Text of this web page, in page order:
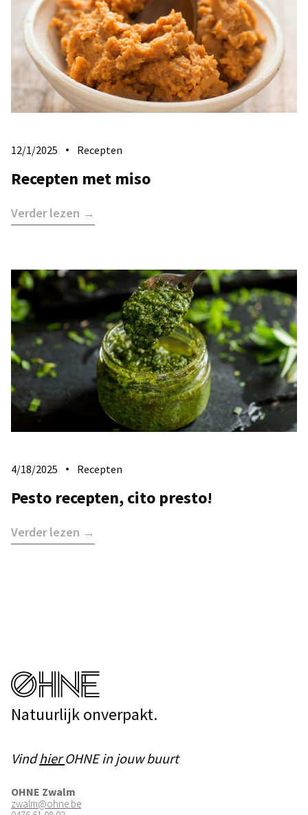
12/1/2025 Recepten
Recepten met miso
Verder lezen →
4/18/2025 Recepten
Pesto recepten, cito presto!
Verder lezen →
Natuurlijk onverpakt.
VindhierOHNE in jouw buurt
OHNE Zwalm
zwalm@ohne.be